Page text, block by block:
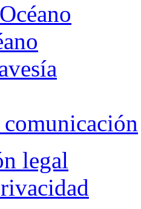
legal